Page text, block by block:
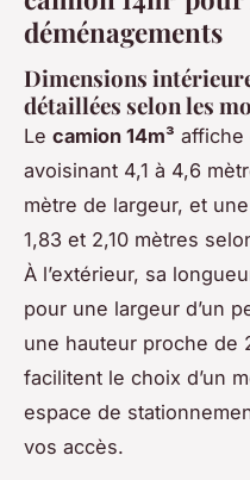
déménagements
Dimensions
détaillées selon les
Le camion 14m³ affiche
avoisinant 4,1 à 4,6
mètre de largeur, et
1,83 et 2,10 mètres
À l’extérieur, sa
pour une largeur d’un
une hauteur proche de
facilitent le choix d’un
espace de
vos accès.